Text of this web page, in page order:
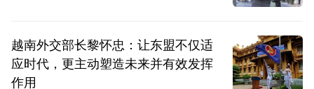
越南外交部长黎怀忠：让东盟不仅适
应时代，更主动塑造未来并有效发挥
作用